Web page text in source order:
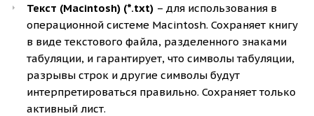
Текст (Macintosh) (*.txt) – для использования в
операционной системе Macintosh. Сохраняет книгу
в виде текстового файла, разделенного знаками
табуляции, и гарантирует, что символы табуляции,
разрывы строк и другие символы будут
интерпретироваться правильно. Сохраняет только
активный лист.